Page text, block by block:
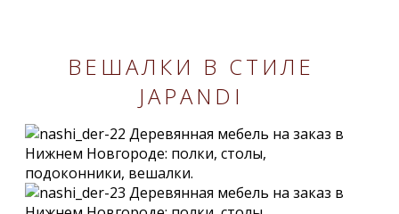
ВЕШАЛКИ В СТИЛЕ
JAPANDI